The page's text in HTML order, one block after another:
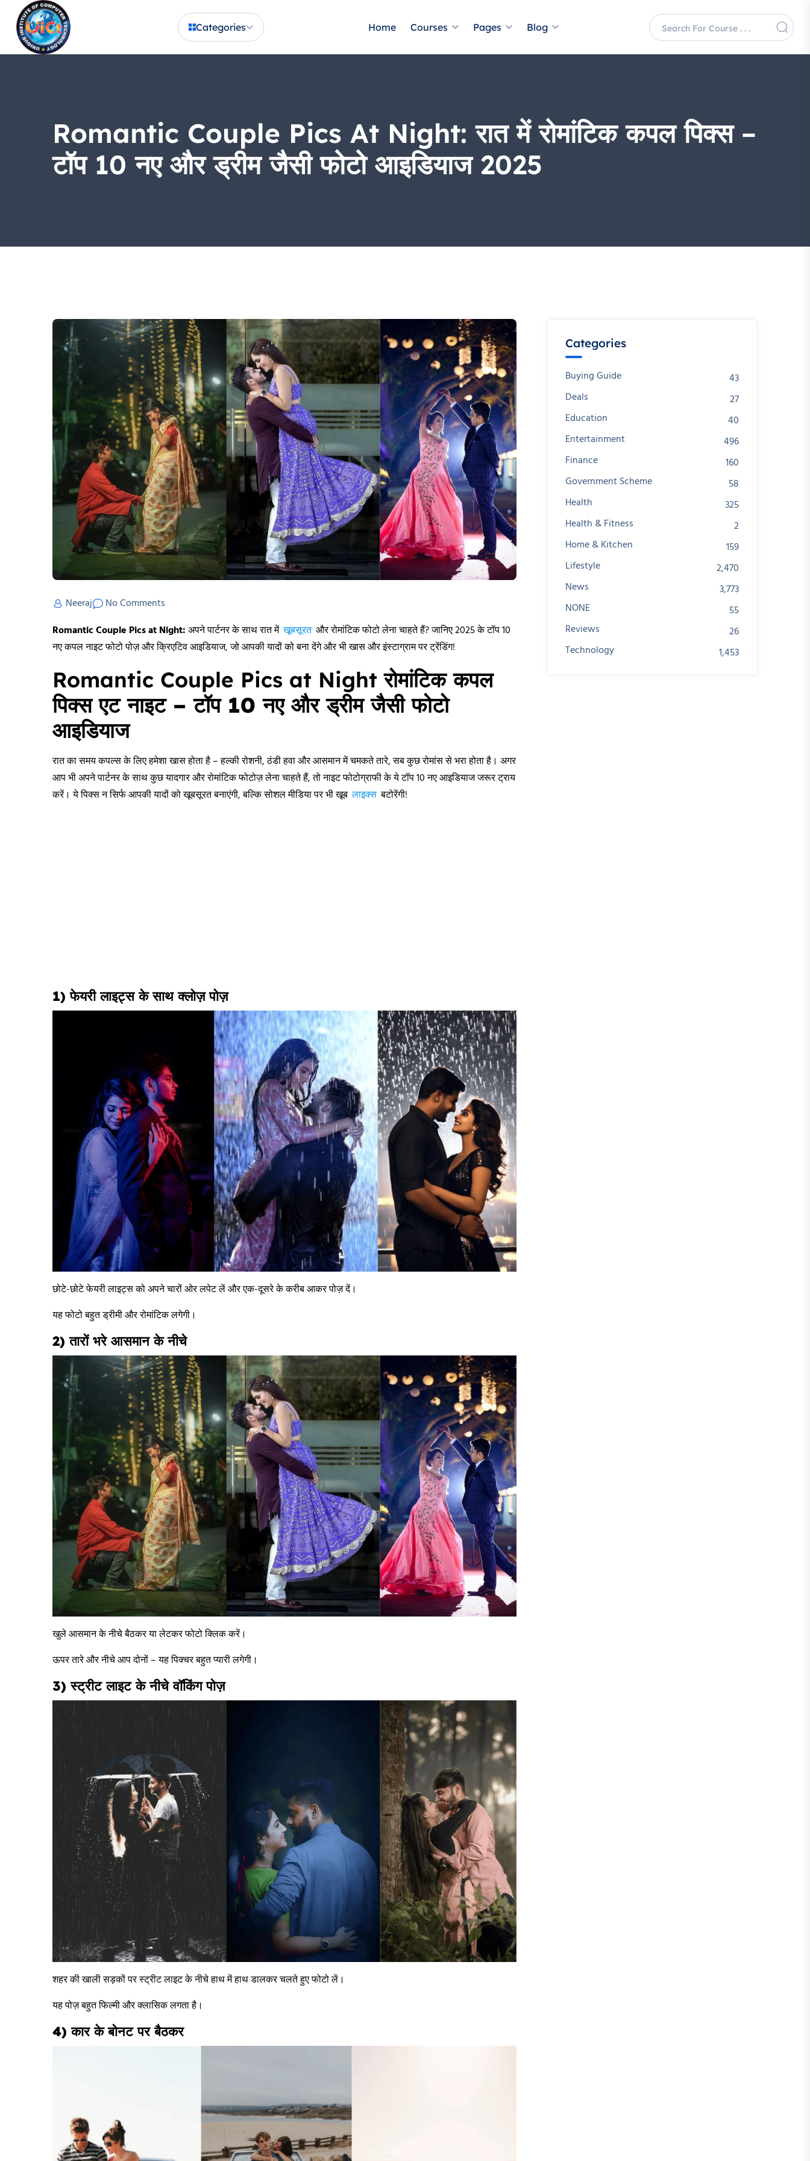
Categories Home Courses Pages Blog
Romantic Couple Pics At Night: रात में रोमांटिक कपल पिक्स –
टॉप 10 नए और ड्रीम जैसी फोटो आइडियाज 2025
Neeraj
No Comments
Romantic Couple Pics at Night:अपने पार्टनर के साथ रात में खूबसूरत और रोमांटिक फोटो लेना चाहते हैं? जानिए 2025 के टॉप 10
नए कपल नाइट फोटो पोज़ और क्रिएटिव आइडियाज, जो आपकी यादों को बना देंगे और भी खास और इंस्टाग्राम पर ट्रेंडिंग!
Romantic Couple Pics at Nightरोमांटिक कपल
पिक्स एट नाइट – टॉप 10 नए और ड्रीम जैसी फोटो
आइडियाज
रात का समय कपल्स के लिए हमेशा खास होता है – हल्की रोशनी, ठंडी हवा और आसमान में चमकते तारे, सब कुछ रोमांस से भरा होता है। अगर
आप भी अपने पार्टनर के साथ कुछ यादगार और रोमांटिक फोटोज़ लेना चाहते हैं, तो नाइट फोटोग्राफी के ये टॉप 10 नए आइडियाज जरूर ट्राय
करें। ये पिक्स न सिर्फ आपकी यादों को खूबसूरत बनाएंगी, बल्कि सोशल मीडिया पर भी खूब लाइक्स बटोरेंगी!
1) फेयरी लाइट्स के साथ क्लोज़ पोज़
छोटे-छोटे फेयरी लाइट्स को अपने चारों ओर लपेट लें और एक-दूसरे के करीब आकर पोज़ दें।
यह फोटो बहुत ड्रीमी और रोमांटिक लगेगी।
2) तारों भरे आसमान के नीचे
खुले आसमान के नीचे बैठकर या लेटकर फोटो क्लिक करें।
ऊपर तारे और नीचे आप दोनों – यह पिक्चर बहुत प्यारी लगेगी।
3) स्ट्रीट लाइट के नीचे वॉकिंग पोज़
शहर की खाली सड़कों पर स्ट्रीट लाइट के नीचे हाथ में हाथ डालकर चलते हुए फोटो लें।
यह पोज़ बहुत फिल्मी और क्लासिक लगता है।
4) कार के बोनट पर बैठकर
Categories
Buying Guide
43
Deals
27
Education
40
Entertainment
496
Finance
160
Government Scheme
58
Health
325
Health & Fitness
2
Home & Kitchen
159
Lifestyle
2,470
News
3,773
NONE
55
Reviews
26
Technology
1,453